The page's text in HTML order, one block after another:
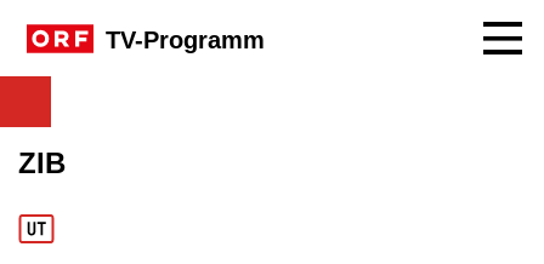
TV-Programm
ZIB